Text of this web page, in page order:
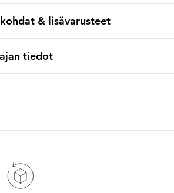
& lisävarusteet
tiedot